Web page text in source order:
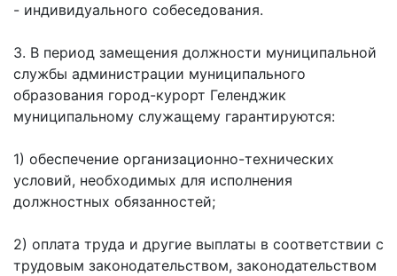
- индивидуального собеседования.
3. В период замещения должности муниципальной
службы администрации муниципального
образования город-курорт Геленджик
муниципальному служащему гарантируются:
1) обеспечение организационно-технических
условий, необходимых для исполнения
должностных обязанностей;
2) оплата труда и другие выплаты в соответствии с
трудовым законодательством, законодательством